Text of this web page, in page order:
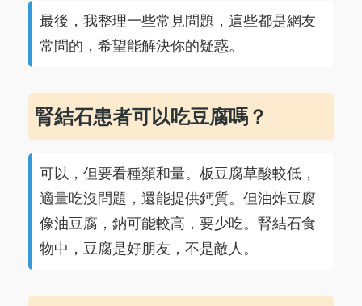
最後，我整理一些常見問題，這些都是網友
常問的，希望能解決你的疑惑。
腎結石患者可以吃豆腐嗎？
可以，但要看種類和量。板豆腐草酸較低，
適量吃沒問題，還能提供鈣質。但油炸豆腐
像油豆腐，鈉可能較高，要少吃。腎結石食
物中，豆腐是好朋友，不是敵人。